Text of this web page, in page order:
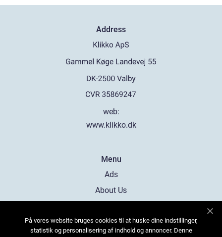
Address
web:
www.klikko.dk
Menu
Ads
About Us
Contact
På vores website bruges cookies til at huske dine indstillinger,
statistik og personalisering af indhold og annoncer. Denne